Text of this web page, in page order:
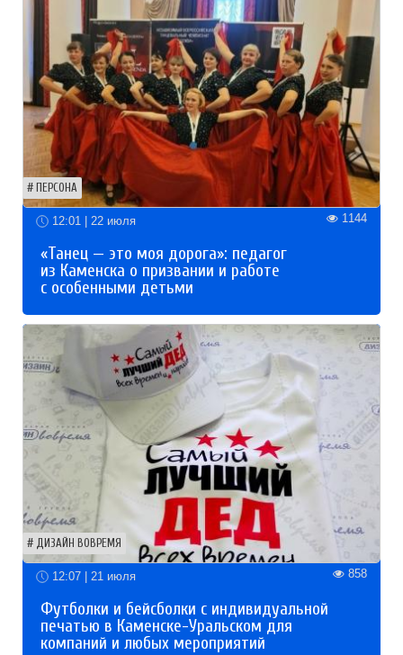
ПЕРСОНА
12:01 | 22 июля 1144
«Танец — это моя дорога»: педагог
из Каменска о призвании и работе
с особенными детьми
ДИЗАЙН ВОВРЕМЯ
12:07 | 21 июля 858
Футболки и бейсболки с индивидуальной
печатью в Каменске-Уральском для
компаний и любых мероприятий